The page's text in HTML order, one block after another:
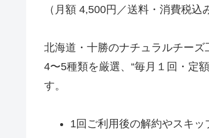
（月額 4,500円／送料・消費税込
北海道・十勝のナチュラルチー
4〜5種類を厳選、“毎月１回・定額
す。
1回ご利用後の解約やスキッ